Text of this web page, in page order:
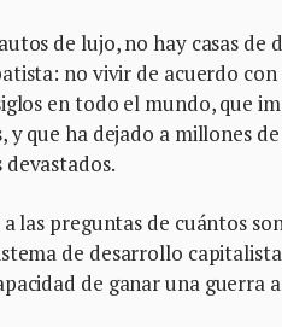
de lujo, no hay casas de
no vivir de acuerdo
en todo el mundo, que
y que ha dejado a millones
devastados.
las preguntas de cuántos
de desarrollo
de ganar una guerra